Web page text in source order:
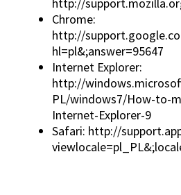
http://
Chrome:
http://
hl=pl&;answer=95647
Internet Explorer:
http://
PL/windows7/How-to-
Internet-Explorer-9
Safari: http://